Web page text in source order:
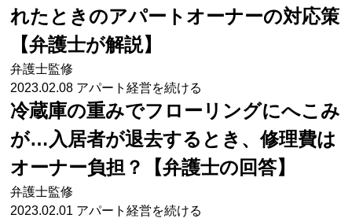
れたときのアパートオーナーの対応策
【弁護士が解説】
弁護士監修
2023.02.08 アパート経営を続ける
冷蔵庫の重みでフローリングにへこみ
が…入居者が退去するとき、修理費は
オーナー負担？【弁護士の回答】
弁護士監修
2023.02.01 アパート経営を続ける